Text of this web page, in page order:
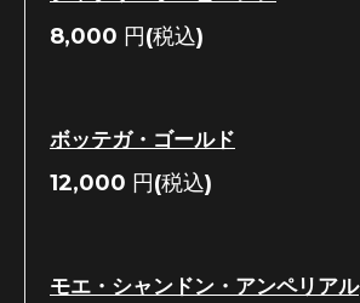
8,000 円(税込)
ボッテガ・ゴールド
12,000 円(税込)
モエ・シャンドン・アンペリアル